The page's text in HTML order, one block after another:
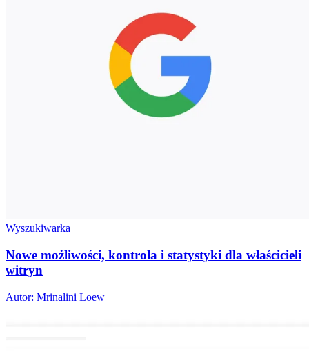
Wyszukiwarka
Nowe możliwości, kontrola i statystyki dla właścicieli
witryn
Autor: Mrinalini Loew